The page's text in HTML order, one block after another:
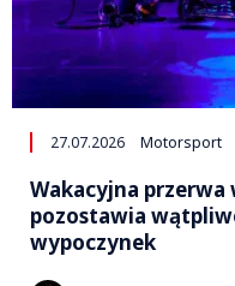
27.07.2026 Motorsport
Wakacyjna przerwa
pozostawia
wypoczynek